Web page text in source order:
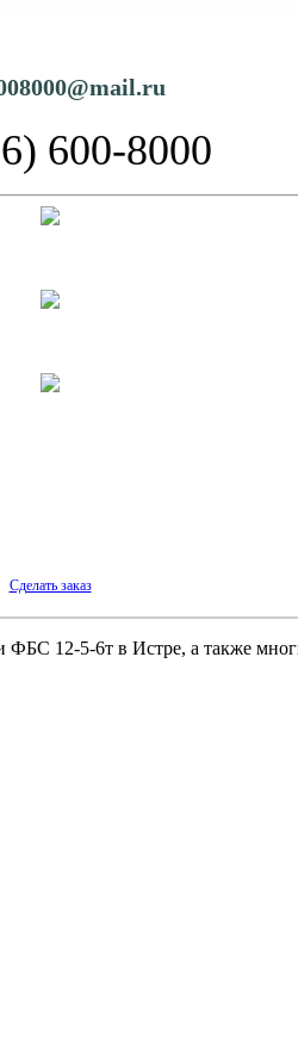
600-8000
Сделать заказ
12-5-6т в Истре, а также